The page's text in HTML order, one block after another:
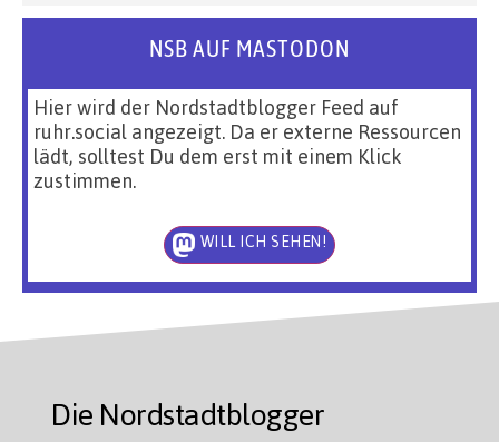
NSB AUF MASTODON
Hier wird der Nordstadtblogger Feed auf
ruhr.social angezeigt. Da er externe Ressourcen
lädt, solltest Du dem erst mit einem Klick
zustimmen.
WILL ICH SEHEN!
Die Nordstadtblogger